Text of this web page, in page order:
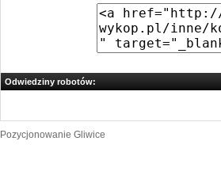
Odwiedziny robotów:
Pozycjonowanie Gliwice